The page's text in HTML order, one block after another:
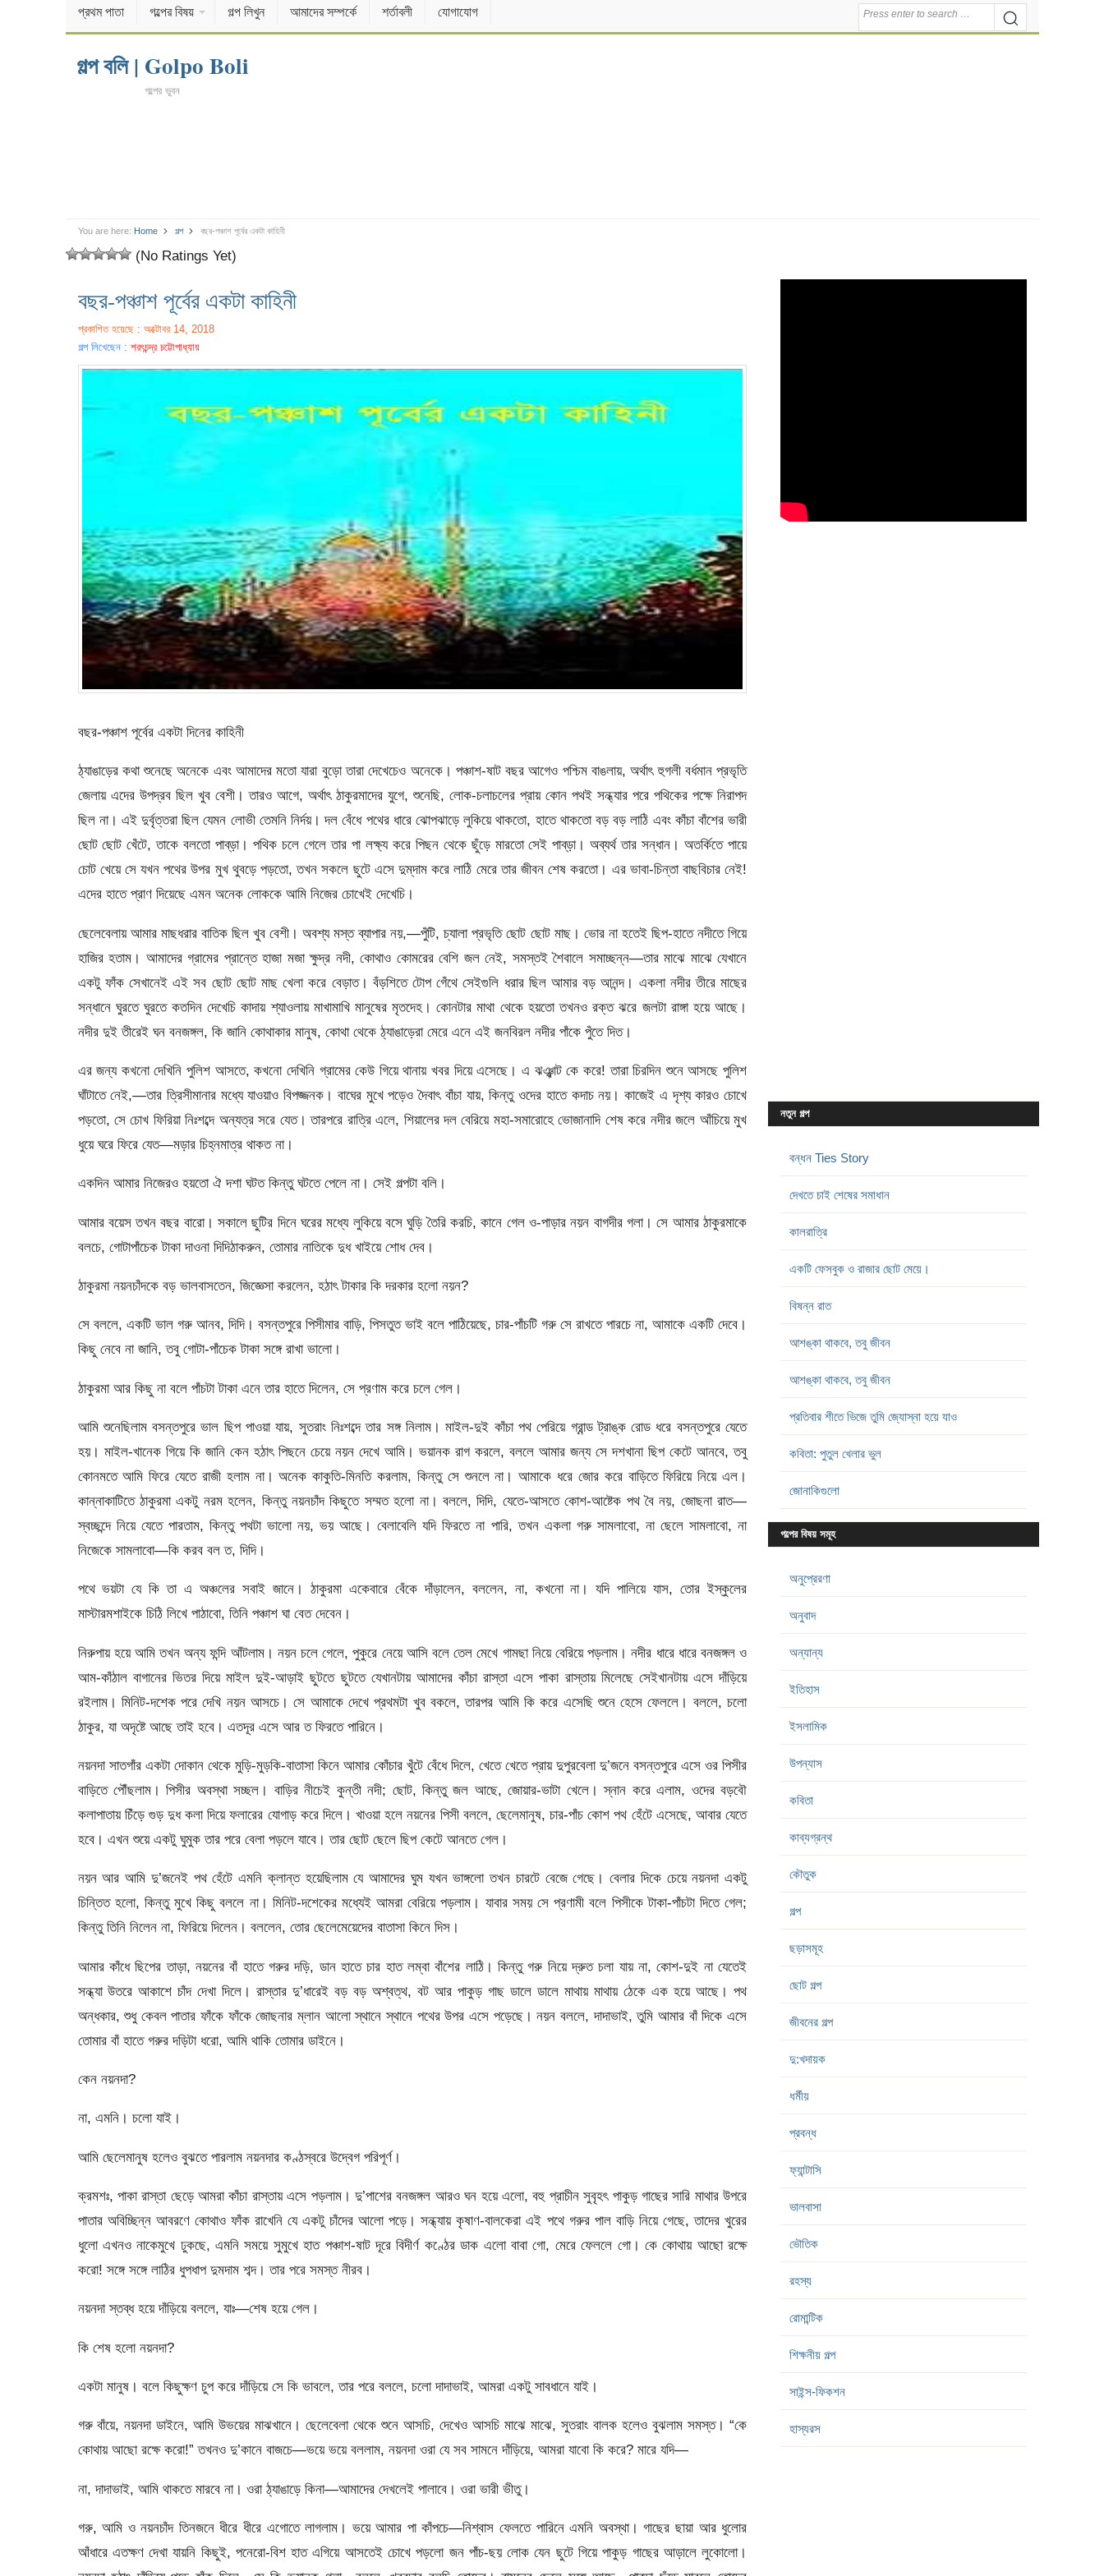
প্রথম পাতা গল্পের বিষয় গল্প লিখুন আমাদের সম্পর্কে শর্তাবলী যোগাযোগ
গল্প বলি | Golpo Boli
গল্পের ভুবন
You are here: Home গল্প বছর-পঞ্চাশ পূর্বের একটা কাহিনী
(No Ratings Yet)
বছর-পঞ্চাশ পূর্বের একটা কাহিনী
প্রকাশিত হয়েছে : অক্টোবর 14, 2018
গল্প লিখেছেন : শরৎচন্দ্র চট্টোপাধ্যায়
বছর-পঞ্চাশ পূর্বের একটা দিনের কাহিনী
ঠ্যাঙাড়ের কথা শুনেছে অনেকে এবং আমাদের মতো যারা বুড়ো তারা দেখেচেও অনেকে। পঞ্চাশ-ষাট বছর আগেও পশ্চিম বাঙলায়, অর্থাৎ হুগলী বর্ধমান প্রভৃতি
জেলায় এদের উপদ্রব ছিল খুব বেশী। তারও আগে, অর্থাৎ ঠাকুরমাদের যুগে, শুনেছি, লোক-চলাচলের প্রায় কোন পথই সন্ধ্যার পরে পথিকের পক্ষে নিরাপদ
ছিল না। এই দুর্বৃত্তরা ছিল যেমন লোভী তেমনি নির্দয়। দল বেঁধে পথের ধারে ঝোপঝাড়ে লুকিয়ে থাকতো, হাতে থাকতো বড় বড় লাঠি এবং কাঁচা বাঁশের ভারী
ছোট ছোট খেঁটে, তাকে বলতো পাব্‌ড়া। পথিক চলে গেলে তার পা লক্ষ্য করে পিছন থেকে ছুঁড়ে মারতো সেই পাব্‌ড়া। অব্যর্থ তার সন্ধান। অতর্কিতে পায়ে
চোট খেয়ে সে যখন পথের উপর মুখ থুবড়ে পড়তো, তখন সকলে ছুটে এসে দুম্‌দাম করে লাঠি মেরে তার জীবন শেষ করতো। এর ভাবা-চিন্তা বাছবিচার নেই!
এদের হাতে প্রাণ দিয়েছে এমন অনেক লোককে আমি নিজের চোখেই দেখেচি।
ছেলেবেলায় আমার মাছধরার বাতিক ছিল খুব বেশী। অবশ্য মস্ত ব্যাপার নয়,—পুঁটি, চ্যালা প্রভৃতি ছোট ছোট মাছ। ভোর না হতেই ছিপ-হাতে নদীতে গিয়ে
হাজির হতাম। আমাদের গ্রামের প্রান্তে হাজা মজা ক্ষুদ্র নদী, কোথাও কোমরের বেশি জল নেই, সমস্তই শৈবালে সমাচ্ছন্ন—তার মাঝে মাঝে যেখানে
একটু ফাঁক সেখানেই এই সব ছোট ছোট মাছ খেলা করে বেড়াত। বঁড়শিতে টোপ গেঁথে সেইগুলি ধরার ছিল আমার বড় আনন্দ। একলা নদীর তীরে মাছের
সন্ধানে ঘুরতে ঘুরতে কতদিন দেখেচি কাদায় শ্যাওলায় মাখামাখি মানুষের মৃতদেহ। কোনটার মাথা থেকে হয়তো তখনও রক্ত ঝরে জলটা রাঙ্গা হয়ে আছে।
নদীর দুই তীরেই ঘন বনজঙ্গল, কি জানি কোথাকার মানুষ, কোথা থেকে ঠ্যাঙাড়েরা মেরে এনে এই জনবিরল নদীর পাঁকে পুঁতে দিত।
এর জন্য কখনো দেখিনি পুলিশ আসতে, কখনো দেখিনি গ্রামের কেউ গিয়ে থানায় খবর দিয়ে এসেছে। এ ঝঞ্ঝাট কে করে! তারা চিরদিন শুনে আসছে পুলিশ
ঘাঁটাতে নেই,—তার ত্রিসীমানার মধ্যে যাওয়াও বিপজ্জনক। বাঘের মুখে পড়েও দৈবাৎ বাঁচা যায়, কিন্তু ওদের হাতে কদাচ নয়। কাজেই এ দৃশ্য কারও চোখে
পড়তো, সে চোখ ফিরিয়া নিঃশব্দে অন্যত্র সরে যেত। তারপরে রাত্রি এলে, শিয়ালের দল বেরিয়ে মহা-সমারোহে ভোজানাদি শেষ করে নদীর জলে আঁচিয়ে মুখ
ধুয়ে ঘরে ফিরে যেত—মড়ার চিহ্নমাত্র থাকত না।
একদিন আমার নিজেরও হয়তো ঐ দশা ঘটত কিন্তু ঘটতে পেলে না। সেই গল্পটা বলি।
আমার বয়েস তখন বছর বারো। সকালে ছুটির দিনে ঘরের মধ্যে লুকিয়ে বসে ঘুড়ি তৈরি করচি, কানে গেল ও-পাড়ার নয়ন বাগদীর গলা। সে আমার ঠাকুরমাকে
বলচে, গোটাপাঁচেক টাকা দাওনা দিদিঠাকরুন, তোমার নাতিকে দুধ খাইয়ে শোধ দেব।
ঠাকুরমা নয়নচাঁদকে বড় ভালবাসতেন, জিজ্ঞেসা করলেন, হঠাৎ টাকার কি দরকার হলো নয়ন?
সে বললে, একটি ভাল গরু আনব, দিদি। বসন্তপুরে পিসীমার বাড়ি, পিসতুত ভাই বলে পাঠিয়েছে, চার-পাঁচটি গরু সে রাখতে পারচে না, আমাকে একটি দেবে।
কিছু নেবে না জানি, তবু গোটা-পাঁচেক টাকা সঙ্গে রাখা ভালো।
ঠাকুরমা আর কিছু না বলে পাঁচটা টাকা এনে তার হাতে দিলেন, সে প্রণাম করে চলে গেল।
আমি শুনেছিলাম বসন্তপুরে ভাল ছিপ পাওয়া যায়, সুতরাং নিঃশব্দে তার সঙ্গ নিলাম। মাইল-দুই কাঁচা পথ পেরিয়ে গ্রান্ড ট্রাঙ্ক রোড ধরে বসন্তপুরে যেতে
হয়। মাইল-খানেক গিয়ে কি জানি কেন হঠাৎ পিছনে চেয়ে নয়ন দেখে আমি। ভয়ানক রাগ করলে, বললে আমার জন্য সে দশখানা ছিপ কেটে আনবে, তবু
কোনমতে আমি ফিরে যেতে রাজী হলাম না। অনেক কাকুতি-মিনতি করলাম, কিন্তু সে শুনলে না। আমাকে ধরে জোর করে বাড়িতে ফিরিয়ে নিয়ে এল।
কান্নাকাটিতে ঠাকুরমা একটু নরম হলেন, কিন্তু নয়নচাঁদ কিছুতে সম্মত হলো না। বললে, দিদি, যেতে-আসতে কোশ-আষ্টেক পথ বৈ নয়, জোছনা রাত—
স্বচ্ছন্দে নিয়ে যেতে পারতাম, কিন্তু পথটা ভালো নয়, ভয় আছে। বেলাবেলি যদি ফিরতে না পারি, তখন একলা গরু সামলাবো, না ছেলে সামলাবো, না
নিজেকে সামলাবো—কি করব বল ত, দিদি।
পথে ভয়টা যে কি তা এ অঞ্চলের সবাই জানে। ঠাকুরমা একেবারে বেঁকে দাঁড়ালেন, বললেন, না, কখনো না। যদি পালিয়ে যাস, তোর ইস্কুলের
মাস্টারমশাইকে চিঠি লিখে পাঠাবো, তিনি পঞ্চাশ ঘা বেত দেবেন।
নিরুপায় হয়ে আমি তখন অন্য ফন্দি আঁটলাম। নয়ন চলে গেলে, পুকুরে নেয়ে আসি বলে তেল মেখে গামছা নিয়ে বেরিয়ে পড়লাম। নদীর ধারে ধারে বনজঙ্গল ও
আম-কাঁঠাল বাগানের ভিতর দিয়ে মাইল দুই-আড়াই ছুটতে ছুটতে যেখানটায় আমাদের কাঁচা রাস্তা এসে পাকা রাস্তায় মিলেছে সেইখানটায় এসে দাঁড়িয়ে
রইলাম। মিনিট-দশেক পরে দেখি নয়ন আসচে। সে আমাকে দেখে প্রথমটা খুব বকলে, তারপর আমি কি করে এসেছি শুনে হেসে ফেললে। বললে, চলো
ঠাকুর, যা অদৃষ্টে আছে তাই হবে। এতদূর এসে আর ত ফিরতে পারিনে।
নয়নদা সাতগাঁর একটা দোকান থেকে মুড়ি-মুড়কি-বাতাসা কিনে আমার কোঁচার খুঁটে বেঁধে দিলে, খেতে খেতে প্রায় দুপুরবেলা দু’জনে বসন্তপুরে এসে ওর পিসীর
বাড়িতে পৌঁছলাম। পিসীর অবস্থা সচ্ছল। বাড়ির নীচেই কুন্তী নদী; ছোট, কিন্তু জল আছে, জোয়ার-ভাটা খেলে। স্নান করে এলাম, ওদের বড়বৌ
কলাপাতায় চিঁড়ে গুড় দুধ কলা দিয়ে ফলারের যোগাড় করে দিলে। খাওয়া হলে নয়নের পিসী বললে, ছেলেমানুষ, চার-পাঁচ কোশ পথ হেঁটে এসেছে, আবার যেতে
হবে। এখন শুয়ে একটু ঘুমুক তার পরে বেলা পড়লে যাবে। তার ছোট ছেলে ছিপ কেটে আনতে গেল।
নয়ন আর আমি দু’জনেই পথ হেঁটে এমনি ক্লান্ত হয়েছিলাম যে আমাদের ঘুম যখন ভাঙ্গলো তখন চারটে বেজে গেছে। বেলার দিকে চেয়ে নয়নদা একটু
চিন্তিত হলো, কিন্তু মুখে কিছু বললে না। মিনিট-দশেকের মধ্যেই আমরা বেরিয়ে পড়লাম। যাবার সময় সে প্রণামী বলে পিসীকে টাকা-পাঁচটা দিতে গেল;
কিন্তু তিনি নিলেন না, ফিরিয়ে দিলেন। বললেন, তোর ছেলেমেয়েদের বাতাসা কিনে দিস।
আমার কাঁধে ছিপের তাড়া, নয়নের বাঁ হাতে গরুর দড়ি, ডান হাতে চার হাত লম্বা বাঁশের লাঠি। কিন্তু গরু নিয়ে দ্রুত চলা যায় না, কোশ-দুই না যেতেই
সন্ধ্যা উতরে আকাশে চাঁদ দেখা দিলে। রাস্তার দু’ধারেই বড় বড় অশ্বত্থ, বট আর পাকুড় গাছ ডালে ডালে মাথায় মাথায় ঠেকে এক হয়ে আছে। পথ
অন্ধকার, শুধু কেবল পাতার ফাঁকে ফাঁকে জোছনার ম্লান আলো স্থানে স্থানে পথের উপর এসে পড়েছে। নয়ন বললে, দাদাভাই, তুমি আমার বাঁ দিকে এসে
তোমার বাঁ হাতে গরুর দড়িটা ধরো, আমি থাকি তোমার ডাইনে।
কেন নয়নদা?
না, এমনি। চলো যাই।
আমি ছেলেমানুষ হলেও বুঝতে পারলাম নয়নদার কণ্ঠস্বরে উদ্বেগ পরিপূর্ণ।
ক্রমশঃ, পাকা রাস্তা ছেড়ে আমরা কাঁচা রাস্তায় এসে পড়লাম। দু’পাশের বনজঙ্গল আরও ঘন হয়ে এলো, বহু প্রাচীন সুবৃহৎ পাকুড় গাছের সারি মাথার উপরে
পাতার অবিচ্ছিন্ন আবরণে কোথাও ফাঁক রাখেনি যে একটু চাঁদের আলো পড়ে। সন্ধ্যায় কৃষাণ-বালকেরা এই পথে গরুর পাল বাড়ি নিয়ে গেছে, তাদের খুরের
ধুলো এখনও নাকেমুখে ঢুকছে, এমনি সময়ে সুমুখে হাত পঞ্চাশ-ষাট দূরে বিদীর্ণ কণ্ঠের ডাক এলো বাবা গো, মেরে ফেললে গো। কে কোথায় আছো রক্ষে
করো! সঙ্গে সঙ্গে লাঠির ধুপধাপ দুমদাম শব্দ। তার পরে সমস্ত নীরব।
নয়নদা স্তব্ধ হয়ে দাঁড়িয়ে বললে, যাঃ—শেষ হয়ে গেল।
কি শেষ হলো নয়নদা?
একটা মানুষ। বলে কিছুক্ষণ চুপ করে দাঁড়িয়ে সে কি ভাবলে, তার পরে বললে, চলো দাদাভাই, আমরা একটু সাবধানে যাই।
গরু বাঁয়ে, নয়নদা ডাইনে, আমি উভয়ের মাঝখানে। ছেলেবেলা থেকে শুনে আসচি, দেখেও আসচি মাঝে মাঝে, সুতরাং বালক হলেও বুঝলাম সমস্ত। “কে
কোথায় আছো রক্ষে করো!” তখনও দু’কানে বাজচে—ভয়ে ভয়ে বললাম, নয়নদা ওরা যে সব সামনে দাঁড়িয়ে, আমরা যাবো কি করে? মারে যদি—
না, দাদাভাই, আমি থাকতে মারবে না। ওরা ঠ্যাঙাড়ে কিনা—আমাদের দেখলেই পালাবে। ওরা ভারী ভীতু।
গরু, আমি ও নয়নচাঁদ তিনজনে ধীরে ধীরে এগোতে লাগলাম। ভয়ে আমার পা কাঁপচে—নিশ্বাস ফেলতে পারিনে এমনি অবস্থা। গাছের ছায়া আর ধুলোর
আঁধারে এতক্ষণ দেখা যায়নি কিছুই, পনেরো-বিশ হাত এগিয়ে আসতেই চোখে পড়লো জন পাঁচ-ছয় লোক যেন ছুটে গিয়ে পাকুড় গাছের আড়ালে লুকোলো।
নতুন গল্প
বন্ধন Ties Story
দেখতে চাই শেষের সমাধান
কালরাত্রি
একটি ফেসবুক ও রাজার ছোট মেয়ে।
বিষন্ন রাত
আশঙ্কা থাকবে, তবু জীবন
আশঙ্কা থাকবে, তবু জীবন
প্রতিবার শীতে ভিজে তুমি জ্যোস্না হয়ে যাও
কবিতা: পুতুল খেলার ভুল
জোনাকিগুলো
গল্পের বিষয় সমূহ
অনুপ্রেরণা
অনুবাদ
অন্যান্য
ইতিহাস
ইসলামিক
উপন্যাস
কবিতা
কাব্যগ্রন্থ
কৌতুক
গল্প
ছড়াসমূহ
ছোট গল্প
জীবনের গল্প
দু:খদায়ক
ধর্মীয়
প্রবন্ধ
ফ্যান্টাসি
ভালবাসা
ভৌতিক
রহস্য
রোমান্টিক
শিক্ষনীয় গল্প
সাইন্স-ফিকশন
হাস্যরস